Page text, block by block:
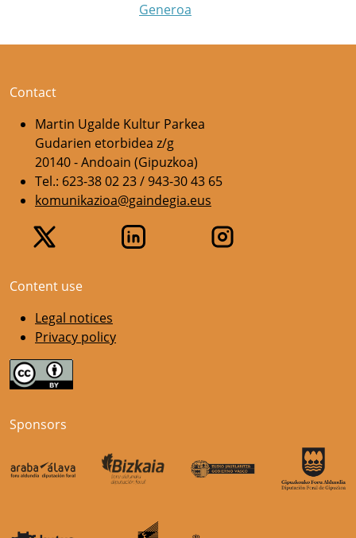
Generoa
Contact
Martin Ugalde Kultur Parkea
Gudarien etorbidea z/g
20140 - Andoain (Gipuzkoa)
Tel.: 623-38 02 23 / 943-30 43 65
komunikazioa@gaindegia.eus
Content use
Legal notices
Privacy policy
Sponsors